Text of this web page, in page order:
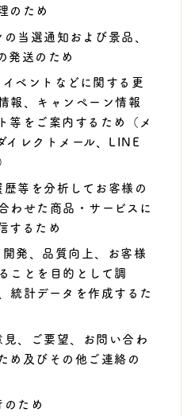
のため
当選通知および景品、
発送のため
ベントなどに関する更
報、キャンペーン情報
等をご案内するため（メ
イレクトメール、LINE
等を分析してお客様の
わせた商品・サービスに
するため
発、品質向上、お客様
ことを目的として調
統計データを作成するた
、ご要望、お問い合わ
め及びその他ご連絡の
ため